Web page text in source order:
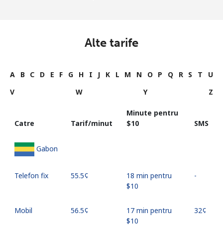
Alte tarife
A B C D E F G H I J K L M N O P Q R S T
U
V
W Y Z
Catre Tarif/minut
Minute pentru
⁦$10⁩
SMS
Gabon
Telefon fix ⁦55.5¢⁩
18 min pentru
⁦$10⁩
-
Mobil ⁦56.5¢⁩
17 min pentru
⁦$10⁩
⁦32¢⁩